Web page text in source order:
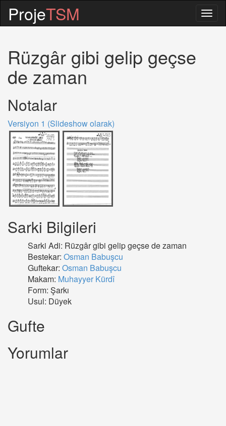
ProjeTSM
Rüzgâr gibi gelip geçse
de zaman
Notalar
Versiyon 1 (Slideshow olarak)
Sarki Bilgileri
Sarki Adi: Rüzgâr gibi gelip geçse de zaman
Bestekar: Osman Babuşcu
Guftekar: Osman Babuşcu
Makam: Muhayyer Kürdî
Form: Şarkı
Usul: Düyek
Gufte
Yorumlar